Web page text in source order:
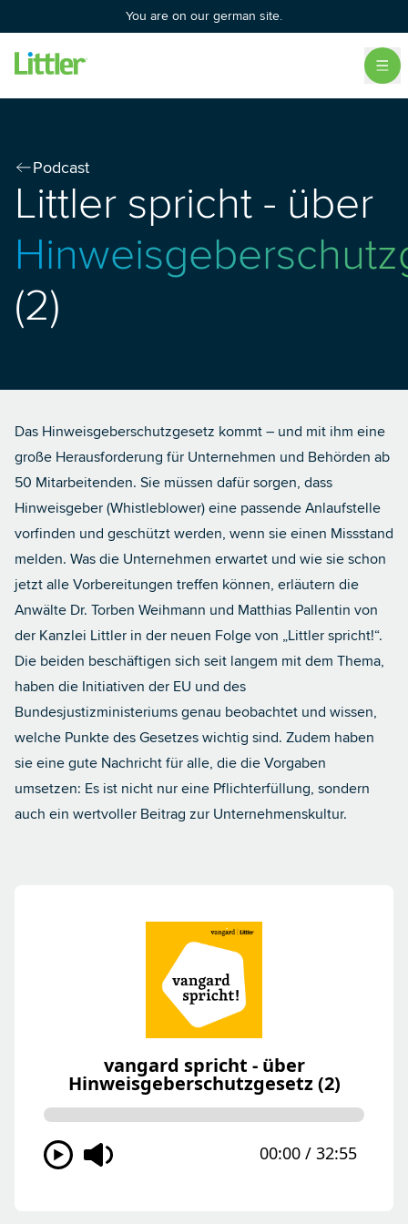
You are on our german site.
Podcast
Littler spricht - über
(2)
Das Hinweisgeberschutzgesetz kommt – und mit ihm eine
große Herausforderung für Unternehmen und Behörden ab
50 Mitarbeitenden. Sie müssen dafür sorgen, dass
Hinweisgeber (Whistleblower) eine passende Anlaufstelle
vorfinden und geschützt werden, wenn sie einen Missstand
melden. Was die Unternehmen erwartet und wie sie schon
jetzt alle Vorbereitungen treffen können, erläutern die
Anwälte Dr. Torben Weihmann und Matthias Pallentin von
der Kanzlei Littler in der neuen Folge von „Littler spricht!“.
Die beiden beschäftigen sich seit langem mit dem Thema,
haben die Initiativen der EU und des
Bundesjustizministeriums genau beobachtet und wissen,
welche Punkte des Gesetzes wichtig sind. Zudem haben
sie eine gute Nachricht für alle, die die Vorgaben
umsetzen: Es ist nicht nur eine Pflichterfüllung, sondern
auch ein wertvoller Beitrag zur Unternehmenskultur.